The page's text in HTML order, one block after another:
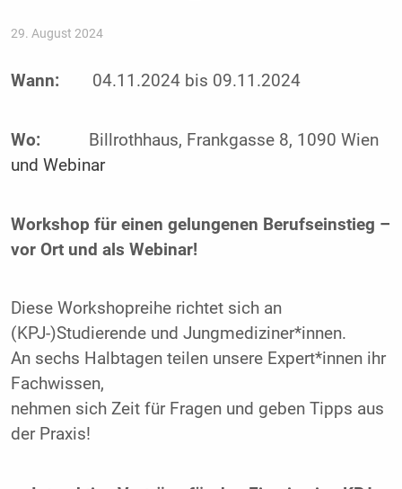
29. August 2024
Wann: 04.11.2024 bis 09.11.2024
Wo:
Billrothhaus, Frankgasse 8, 1090 Wien
und Webinar
Workshop für einen gelungenen Berufseinstieg –
vor Ort und als Webinar!
Diese Workshopreihe richtet sich an
(KPJ-)Studierende und Jungmediziner*innen.
An sechs Halbtagen teilen unsere Expert*innen ihr
Fachwissen,
nehmen sich Zeit für Fragen und geben Tipps aus
der Praxis!